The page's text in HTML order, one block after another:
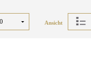
Ansicht